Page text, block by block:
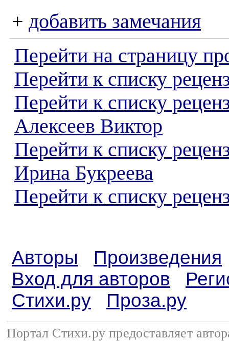
+ добавить замечания
Перейти на страницу
Перейти к списку
Перейти к списку
Алексеев Виктор
Перейти к списку
Ирина Букреева
Перейти к списку
Авторы
Произведения
Вход для авторов
Стихи.ру
Проза.ру
Портал Стихи.ру предоставляет